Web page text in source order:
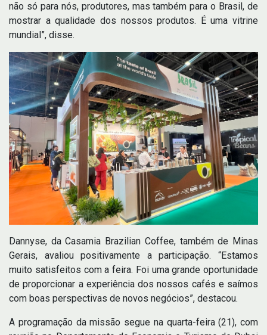
não só para nós, produtores, mas também para o Brasil, de
mostrar a qualidade dos nossos produtos. É uma vitrine
mundial”, disse.
Dannyse, da Casamia Brazilian Coffee, também de Minas
Gerais, avaliou positivamente a participação. “Estamos
muito satisfeitos com a feira. Foi uma grande oportunidade
de proporcionar a experiência dos nossos cafés e saímos
com boas perspectivas de novos negócios”, destacou.
A programação da missão segue na quarta-feira (21), com